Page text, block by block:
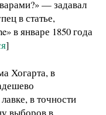
— задавал
в статье,
в январе 1850 года
]
Хогарта, в
в точности